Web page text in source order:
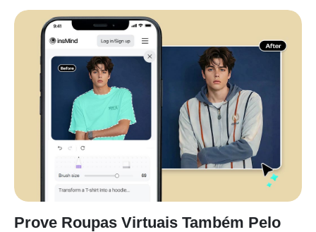
Prove Roupas Virtuais Também Pelo